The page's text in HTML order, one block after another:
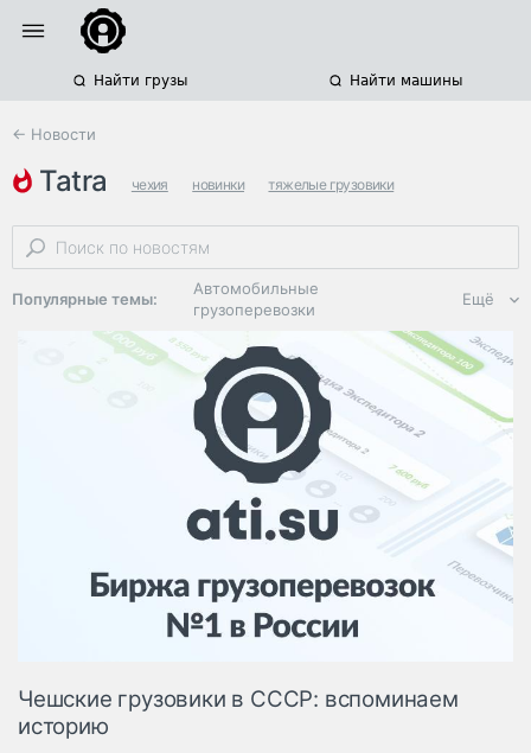
Найти грузы Найти машины
← Новости
tatra чехия новинки тяжелые грузовики
Популярные темы:
Автомобильные
грузоперевозки
Региональная
логистика
ЭДО, ИТ в
логистике
Дороги,
инфраструктура
Логистика, грузы
Негабаритные и
опасные грузы
Безопасность и
Таможня и ВЭД
Ещё
Чешские грузовики в СССР: вспоминаем
историю